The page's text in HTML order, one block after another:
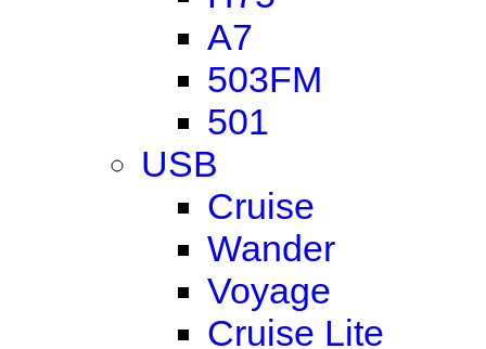
A7
503FM
501
USB
Cruise
Wander
Voyage
Cruise Lite